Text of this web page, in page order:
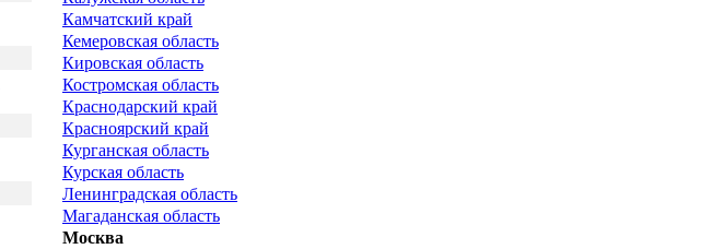
Камчатский край
Кемеровская область
Кировская область
Костромская область
Краснодарский край
Красноярский край
Курганская область
Курская область
Ленинградская область
Магаданская область
Москва